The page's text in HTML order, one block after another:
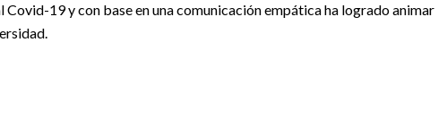
19 y con base en una comunicación empática ha logrado animar